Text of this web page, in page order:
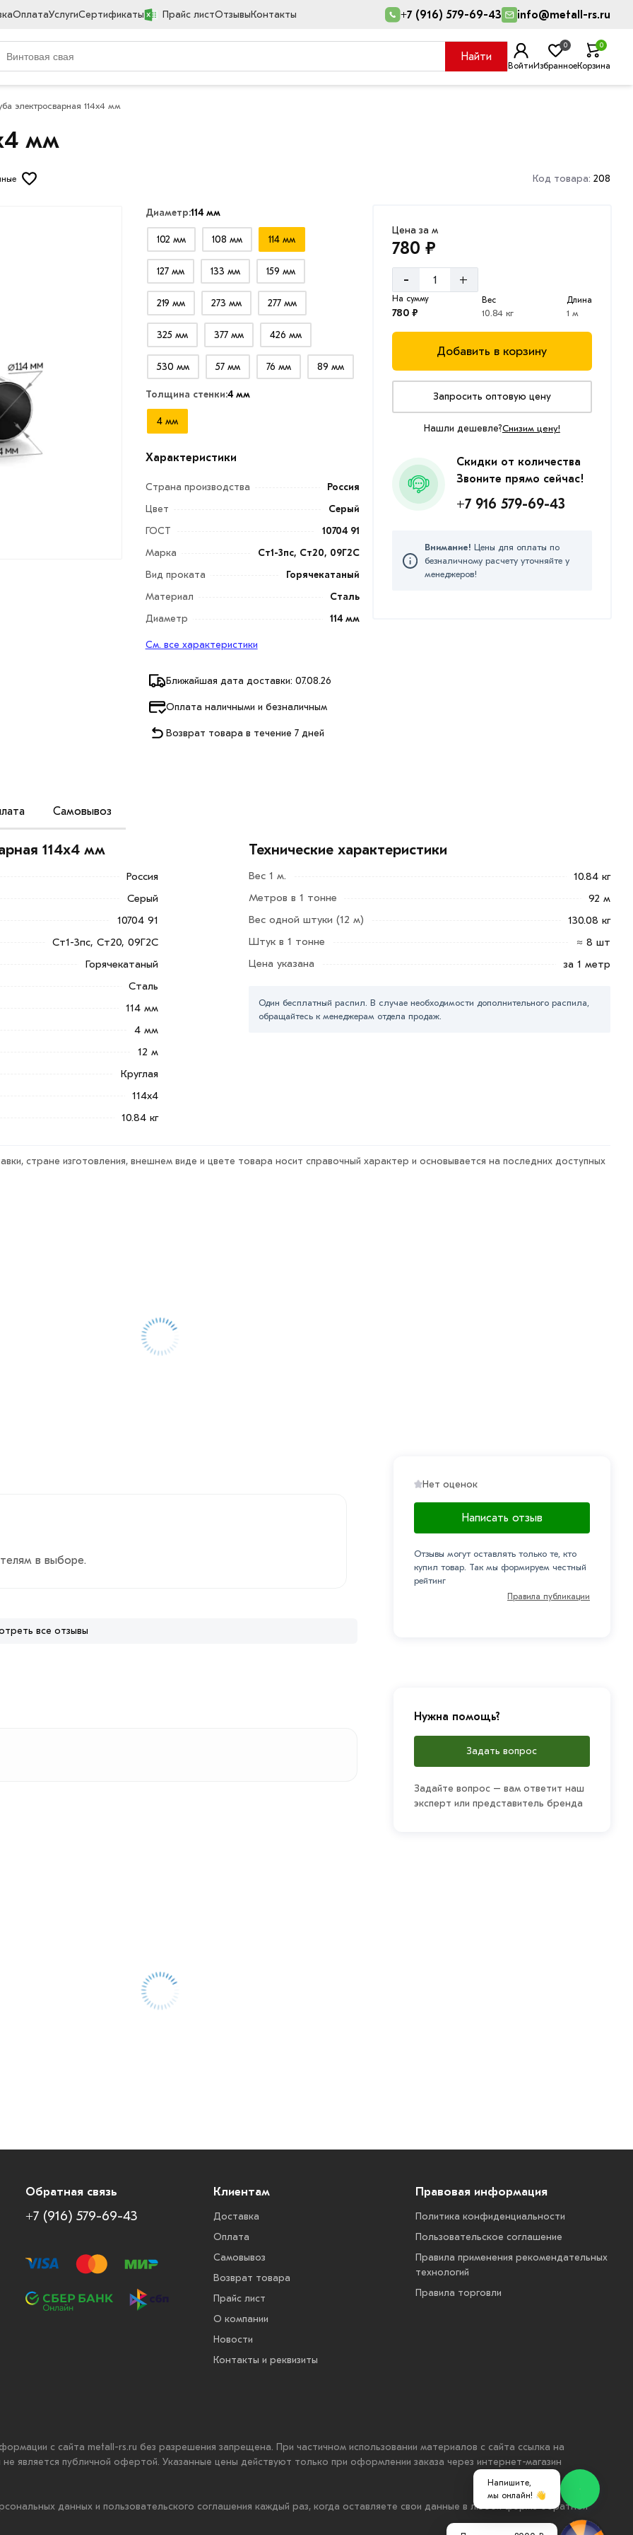
ОплатаУслугиСертификаты Прайс листОтзывыКонтакты +7 (916) 579-69-43 info@metall-rs.ru
Найти
ВойтиИзбранное
0
Корзина
0
электросварная 114х4 мм
мм
Код товара: 208
Диаметр:114 мм
102 мм 108 мм 114 мм
127 мм 133 мм 159 мм
219 мм 273 мм 277 мм
325 мм 377 мм 426 мм
530 мм 57 мм 76 мм 89 мм
Толщина стенки:4 мм
4 мм
Характеристики
Страна производства
Россия
Цвет
Серый
ГОСТ
10704 91
Марка
Ст1-3пс, Ст20, 09Г2С
Вид проката
Горячекатаный
Материал
Сталь
Диаметр
114 мм
См. все характеристики
Ближайшая дата доставки: 07.08.26
Оплата наличными и безналичным
Возврат товара в течение 7 дней
Цена за м
780 ₽
- +
На сумму
780 ₽
Вес
10.84 кг
Длина
1 м
Добавить в корзину
Запросить оптовую цену
Нашли дешевле?Снизим цену!
Скидки от количества
Звоните прямо сейчас!
+7 916 579-69-43
Внимание! Цены для оплаты по
безналичному расчету уточняйте у
менеджеров!
Самовывоз
легированной стали формовочным
и повышенное давление. Данное
построек, ферм и т.п.
или нажмите на
по контактам указанным на сайте.
114х4 мм из категории Труба электросварная
и свяжутся с Вами для согласования условий доставки или самовывоза.
114х4 мм
Россия
Серый
10704 91
Ст1-3пс, Ст20, 09Г2С
Горячекатаный
Сталь
114 мм
4 мм
12 м
Круглая
114х4
10.84 кг
Технические характеристики
Вес 1 м.
10.84 кг
Метров в 1 тонне
92 м
Вес одной штуки (12 м)
130.08 кг
Штук в 1 тонне
≈ 8 шт
Цена указана
за 1 метр
Один бесплатный распил. В случае необходимости дополнительного распила,
обращайтесь к менеджерам отдела продаж.
стране изготовления, внешнем виде и цвете товара носит справочный характер и основывается на последних доступных
в выборе.
все отзывы
Нет оценок
Написать отзыв
Отзывы могут оставлять только те, кто
купил товар. Так мы формируем честный
рейтинг
Правила публикации
Нужна помощь?
Задать вопрос
Задайте вопрос – вам ответит наш
эксперт или представитель бренда
Обратная связь
+7 (916) 579-69-43
Клиентам
Доставка
Оплата
Самовывоз
Возврат товара
Прайс лист
О компании
Новости
Контакты и реквизиты
Правовая информация
Политика конфиденциальности
Пользовательское соглашение
Правила применения рекомендательных
технологий
Правила торговли
с сайта metall-rs.ru без разрешения запрещена. При частичном использовании материалов с сайта ссылка на
является публичной офертой. Указанные цены действуют только при оформлении заказа через интернет-магазин
данных и пользовательского соглашения каждый раз, когда оставляете свои данные в любой форме обратной
Напишите,
мы онлайн! 👋